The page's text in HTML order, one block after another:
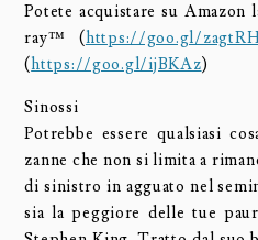
Potete acquistare su Amazon
ray™ (https://goo.gl/
(https://goo.gl/ijBKAz)
Sinossi
Potrebbe essere qualsiasi
zanne che non si limita a
di sinistro in agguato nel
sia la peggiore delle tue